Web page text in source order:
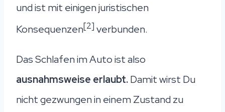
und ist mit einigen juristischen
Konsequenzen[2] verbunden.
Das Schlafen im Auto ist also
ausnahmsweise erlaubt.Damit wirst Du
nicht gezwungen in einem Zustand zu